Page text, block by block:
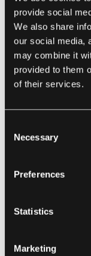
provide social
We also share
our social media,
may combine it
provided to them
of their services.
Selection
Necessary
Preferences
Statistics
Marketing
I tillegg, i
romlig
kartmatching.
romlig
Alt i alt er
for
geometrisk